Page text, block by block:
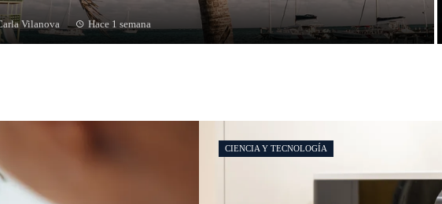
Vilanova Hace 1 semana
CIENCIA Y TECNOLOGÍA